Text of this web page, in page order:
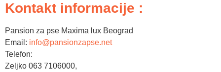
Kontakt informacije :
Pansion za pse Maxima lux Beograd
Email: info@pansionzapse.net
Telefon:
Zeljko 063 7106000,